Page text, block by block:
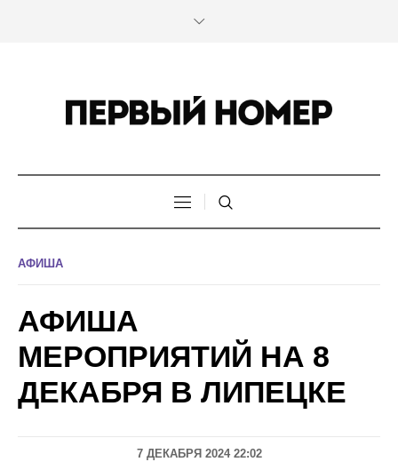
АФИША
АФИША
МЕРОПРИЯТИЙ НА 8
ДЕКАБРЯ В ЛИПЕЦКЕ
7 ДЕКАБРЯ 2024 22:02